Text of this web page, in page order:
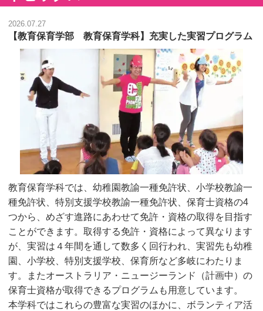
2026.07.27
【教育保育学部 教育保育学科】充実した実習プログラム
教育保育学科では、幼稚園教諭一種免許状、小学校教諭一
種免許状、特別支援学校教諭一種免許状、保育士資格の4
つから、めざす進路にあわせて免許・資格の取得を目指す
ことができます。取得する免許・資格によって異なります
が、実習は４年間を通して数多く回行われ、実習先も幼稚
園、小学校、特別支援学校、保育所など多岐にわたりま
す。またオーストラリア・ニュージーランド（計画中）の
保育士資格が取得できるプログラムも用意しています。
本学科ではこれらの豊富な実習のほかに、ボランティア活